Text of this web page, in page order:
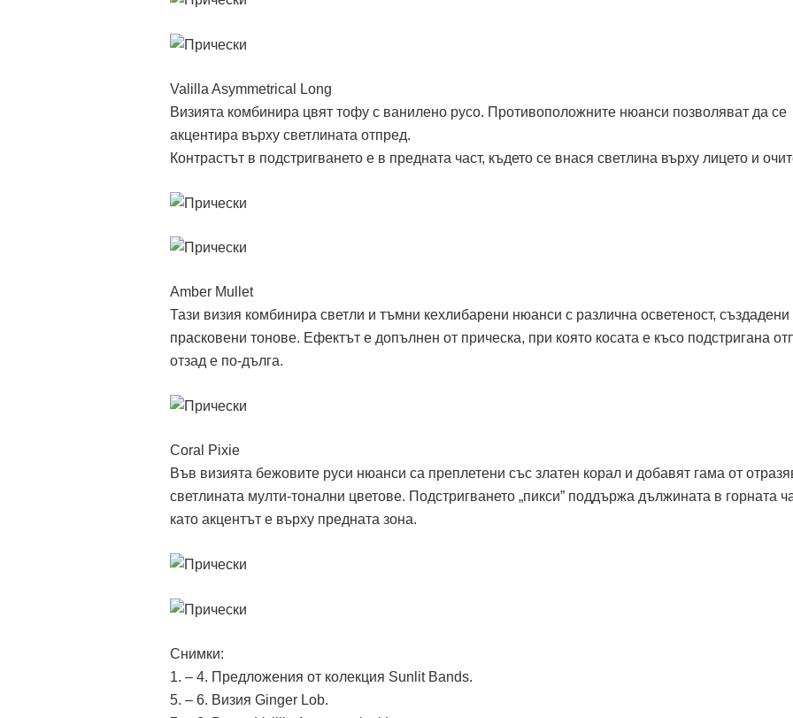
Valilla Asymmetrical Long
Визията комбинира цвят тофу с ванилено русо. Противоположните нюанси позволяват да се
акцентира върху светлината отпред.
Контрастът в подстригването е в предната част, където се внася светлина върху лицето и
Amber Mullet
Тази визия комбинира светли и тъмни кехлибарени нюанси с различна осветеност, създадени
прасковени тонове. Ефектът е допълнен от прическа, при която косата е късо подстригана
отзад е по-дълга.
Coral Pixie
Във визията бежовите руси нюанси са преплетени със златен корал и добавят гама от
светлината мулти-тонални цветове. Подстригването „пикси” поддържа дължината в горната
като акцентът е върху предната зона.
Снимки:
1. – 4. Предложения от колекция Sunlit Bands.
5. – 6. Визия Ginger Lob.